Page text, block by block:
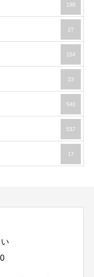
198
27
154
23
540
537
17